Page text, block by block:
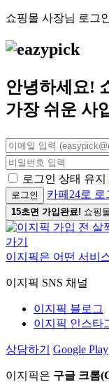
쇼핑몰 사장님 로그
안녕하세요!
가장 쉬운 사
로그인 상태 유지
로그인 카페24로 로
15초면 가입완료! 쇼핑
이지픽은 어떤 서비
이지픽 SNS 채널
이지픽 블로그
이지픽 인스타
상담하기 Google Play
이지픽은 구글 크롬